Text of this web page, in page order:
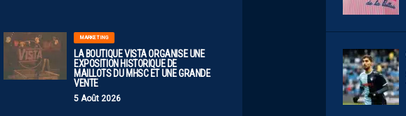
MARKETING
LA BOUTIQUE VISTA ORGANISE UNE
EXPOSITION HISTORIQUE DE
MAILLOTS DU MHSC ET UNE GRANDE
VENTE
5 Août 2026